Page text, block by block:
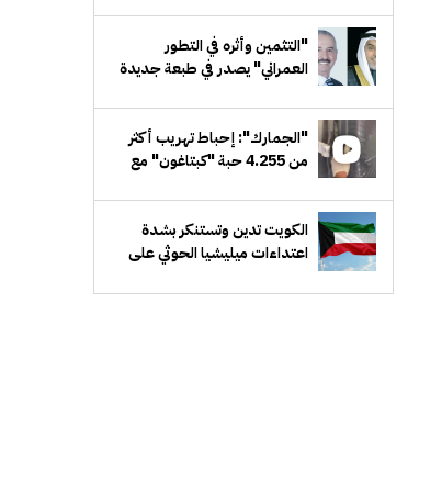
"التثمين وأثره في التطور
العمراني" يصدر في طبعة جديدة
"الجمارك": إحباط تهريب أكثر
من 4.255 حبة "كبتاغون" مع
الكويت تدين وتستنكر بشدة
اعتداءات ميليشيا الحوثي على